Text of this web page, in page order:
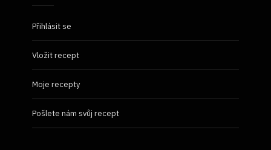
Přihlásit se
Vložit recept
Moje recepty
Pošlete nám svůj recept